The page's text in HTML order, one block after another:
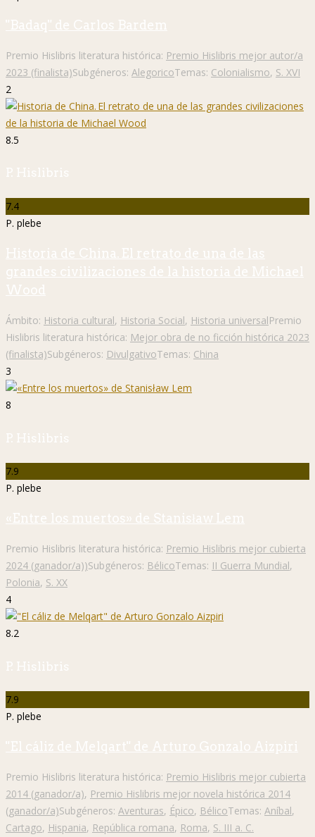
"Badaq" de Carlos Bardem
Premio Hislibris literatura histórica: Premio Hislibris mejor autor/a
2023 (finalista)Subgéneros: AlegoricoTemas: Colonialismo, S. XVI
2
8.5
P. Hislibris
7.4
P. plebe
Historia de China. El retrato de una de las
grandes civilizaciones de la historia de Michael
Wood
Ámbito: Historia cultural, Historia Social, Historia universalPremio
Hislibris literatura histórica: Mejor obra de no ficción histórica 2023
(finalista)Subgéneros: DivulgativoTemas: China
3
8
P. Hislibris
7.9
P. plebe
«Entre los muertos» de Stanisław Lem
Premio Hislibris literatura histórica: Premio Hislibris mejor cubierta
2024 (ganador/a))Subgéneros: BélicoTemas: II Guerra Mundial,
Polonia, S. XX
4
8.2
P. Hislibris
7.9
P. plebe
"El cáliz de Melqart" de Arturo Gonzalo Aizpiri
Premio Hislibris literatura histórica: Premio Hislibris mejor cubierta
2014 (ganador/a), Premio Hislibris mejor novela histórica 2014
(ganador/a)Subgéneros: Aventuras, Épico, BélicoTemas: Aníbal,
Cartago, Hispania, República romana, Roma, S. III a. C.